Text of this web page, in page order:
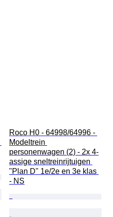
Roco H0 - 64998/64996 -
Modeltrein
personenwagen (2) - 2x 4-
assige sneltreinrijtuigen
"Plan D" 1e/2e en 3e klas
- NS